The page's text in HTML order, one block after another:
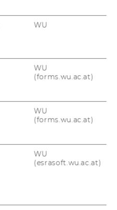
WU
WU
(forms.wu.ac.at)
WU
(forms.wu.ac.at)
WU
(esrasoft.wu.ac.at)